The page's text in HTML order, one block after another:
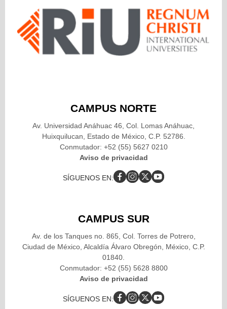
CAMPUS NORTE
Av. Universidad Anáhuac 46, Col. Lomas Anáhuac,
Huixquilucan, Estado de México, C.P. 52786.
Conmutador: +52 (55) 5627 0210
Aviso de privacidad
SÍGUENOS EN:
CAMPUS SUR
Av. de los Tanques no. 865, Col. Torres de Potrero,
Ciudad de México, Alcaldía Álvaro Obregón, México, C.P.
01840.
Conmutador: +52 (55) 5628 8800
Aviso de privacidad
SÍGUENOS EN: